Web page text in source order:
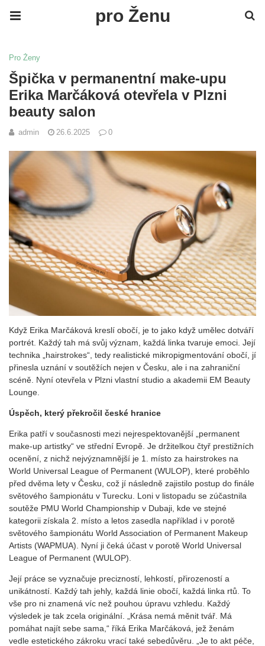
pro Ženu
Pro Ženy
Špička v permanentní make-upu
Erika Marčáková otevřela v Plzni
beauty salon
admin 26.6.2025 0
Když Erika Marčáková kreslí obočí, je to jako když umělec dotváří
portrét. Každý tah má svůj význam, každá linka tvaruje emoci. Její
technika „hairstrokes“, tedy realistické mikropigmentování obočí, jí
přinesla uznání v soutěžích nejen v Česku, ale i na zahraniční
scéně. Nyní otevřela v Plzni vlastní studio a akademii EM Beauty
Lounge.
Úspěch, který překročil české hranice
Erika patří v současnosti mezi nejrespektovanější „permanent
make-up artistky“ ve střední Evropě. Je držitelkou čtyř prestižních
ocenění, z nichž nejvýznamnější je 1. místo za hairstrokes na
World Universal League of Permanent (WULOP), které proběhlo
před dvěma lety v Česku, což jí následně zajistilo postup do finále
světového šampionátu v Turecku. Loni v listopadu se zúčastnila
soutěže PMU World Championship v Dubaji, kde ve stejné
kategorii získala 2. místo a letos zasedla například i v porotě
světového šampionátu World Association of Permanent Makeup
Artists (WAPMUA). Nyní ji čeká účast v porotě World Universal
League of Permanent (WULOP).
Její práce se vyznačuje precizností, lehkostí, přirozeností a
unikátností. Každý tah jehly, každá linie obočí, každá linka rtů. To
vše pro ni znamená víc než pouhou úpravu vzhledu. Každý
výsledek je tak zcela originální. „Krása nemá měnit tvář. Má
pomáhat najít sebe sama,“ říká Erika Marčáková, jež ženám
vedle estetického zákroku vrací také sebedůvěru. „Je to akt péče,